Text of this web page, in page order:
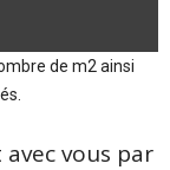
de m2 ainsi
vous par